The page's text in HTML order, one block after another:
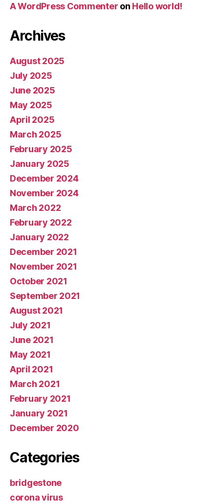
A WordPress Commenter on Hello world!
Archives
August 2025
July 2025
June 2025
May 2025
April 2025
March 2025
February 2025
January 2025
December 2024
November 2024
March 2022
February 2022
January 2022
December 2021
November 2021
October 2021
September 2021
August 2021
July 2021
June 2021
May 2021
April 2021
March 2021
February 2021
January 2021
December 2020
Categories
bridgestone
corona virus